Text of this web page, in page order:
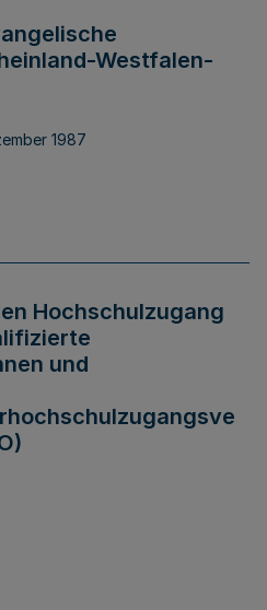
Westfalen-
1987
Hochschulzugang
und